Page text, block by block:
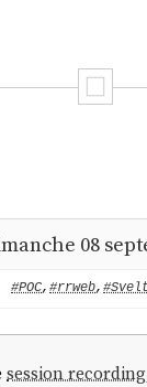
08
#POC, #rrweb,
session recording